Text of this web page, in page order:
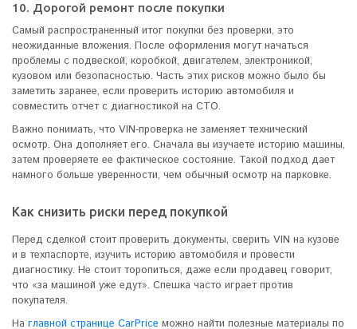
10. Дорогой ремонт после покупки
Самый распространенный итог покупки без проверки, это
неожиданные вложения. После оформления могут начаться
проблемы с подвеской, коробкой, двигателем, электроникой,
кузовом или безопасностью. Часть этих рисков можно было бы
заметить заранее, если проверить историю автомобиля и
совместить отчет с диагностикой на СТО.
Важно понимать, что VIN-проверка не заменяет технический
осмотр. Она дополняет его. Сначала вы изучаете историю машины,
затем проверяете ее фактическое состояние. Такой подход дает
намного больше уверенности, чем обычный осмотр на парковке.
Как снизить риски перед покупкой
Перед сделкой стоит проверить документы, сверить VIN на кузове
и в техпаспорте, изучить историю автомобиля и провести
диагностику. Не стоит торопиться, даже если продавец говорит,
что «за машиной уже едут». Спешка часто играет против
покупателя.
На главной странице CarPrice можно найти полезные материалы по